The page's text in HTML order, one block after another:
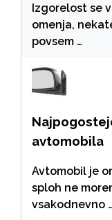
Izgorelost se
omenja,
povsem …
avtomobila
Avtomobil je
sploh ne
vsakodnevno